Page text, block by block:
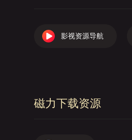
影视资源导航
磁力下载资源